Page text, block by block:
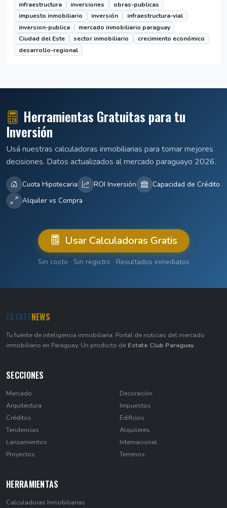
infraestructura
inversiones
obras-publicas
impuesto inmobiliario
inversión
infraestructura-vial
inversion-publica
mercado inmobiliario paraguay
Ciudad del Este
sector inmobiliario
crecimiento económico
desarrollo-regional
Herramientas Gratuitas para tu
Inversión
Usá nuestras calculadoras inmobiliarias para tomar mejores
decisiones. Datos actualizados al mercado paraguayo 2026.
Cuota Hipotecaria ROI Inversión
Capacidad de Crédito
Alquiler vs Compra
Usar Calculadoras Gratis
Sin costo · Sin registro · Resultados inmediatos
ESTATENEWS
Tu fuente de inteligencia inmobiliaria. Portal de noticias del mercado
inmobiliario en Paraguay. Un producto de Estate Club Paraguay.
SECCIONES
Mercado
Arquitectura
Créditos
Tendencias
Lanzamientos
Proyectos
Decoración
Impuestos
Edificios
Alquileres
Internacional
Terrenos
HERRAMIENTAS
Calculadoras Inmobiliarias